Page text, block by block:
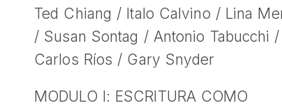
Ted Chiang / Italo Calvino / Lina
/ Susan Sontag / Antonio Tabucchi /
Carlos Ríos / Gary Snyder
MODULO I: ESCRITURA COMO